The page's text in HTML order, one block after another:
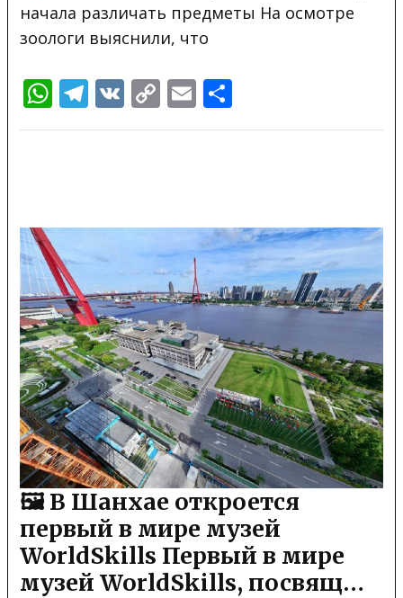
начала различать предметы На осмотре
зоологи выяснили, что
WhatsApp
Telegram
VKCopy
Link
Email
🖼 В Шанхае откроется
первый в мире музей
WorldSkills Первый в мире
музей WorldSkills, посвящ…